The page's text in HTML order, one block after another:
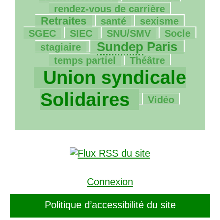
rendez-vous de carrière
493/1872
Retraites
205/1872 santé
264/1872 sexisme
15/1872
SGEC
36/1872 SIEC
215/1872 SNU/SMV
10/1872 Socle
86/1872
stagiaire
929/1872 Sundep Paris
8/1872
temps partiel
38/1872 Théâtre
1872/1872
Union syndicale
Solidaires
170/1872
Vidéo
Connexion
Politique d’accessibilité du site